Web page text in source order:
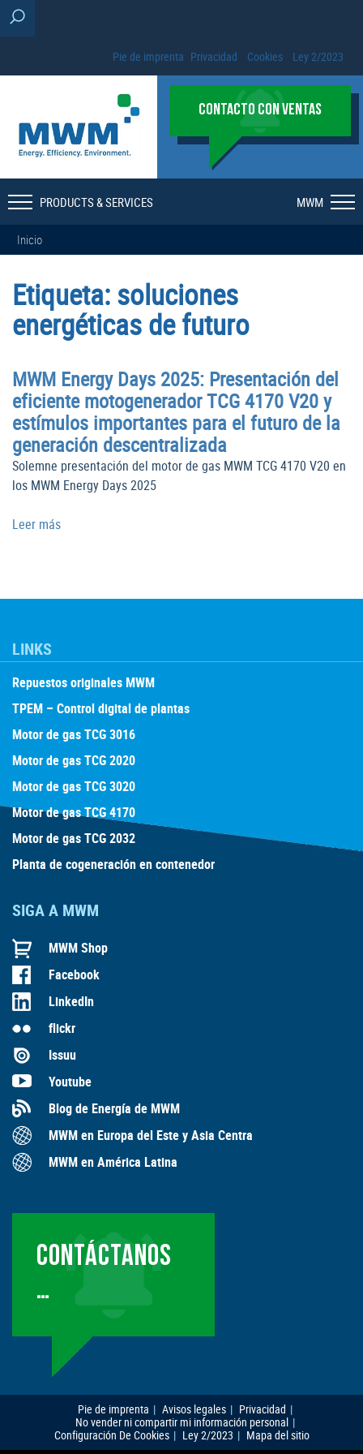
Pie de imprenta Privacidad Cookies Ley 2/2023
CONTACTO CON VENTAS
PRODUCTS & SERVICES MWM
Inicio
Etiqueta:soluciones
energéticas de futuro
MWM Energy Days 2025: Presentación del
eficiente motogenerador TCG 4170 V20 y
estímulos importantes para el futuro de la
generación descentralizada
Solemne presentación del motor de gas MWM TCG 4170 V20 en
los MWM Energy Days 2025
Leer más
LINKS
Repuestos originales MWM
TPEM – Control digital de plantas
Motor de gas TCG 3016
Motor de gas TCG 2020
Motor de gas TCG 3020
Motor de gas TCG 4170
Motor de gas TCG 2032
Planta de cogeneración en contenedor
SIGA A MWM
MWM Shop
Facebook
LinkedIn
flickr
Issuu
Youtube
Blog de Energía de MWM
MWM en Europa del Este y Asia Centra
MWM en América Latina
CONTÁCTANOS
…
Pie de imprenta Avisos legales
Privacidad
No vender ni compartir mi información personal
Configuración De Cookies
Ley 2/2023 Mapa del sitio